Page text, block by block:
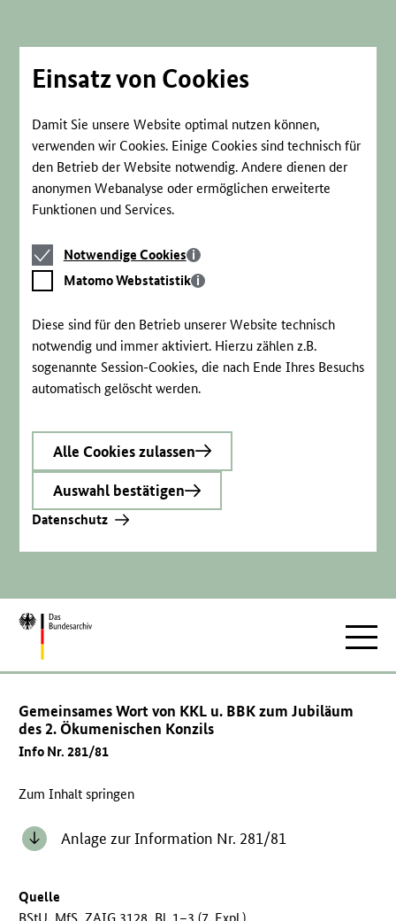
Einsatz von Cookies
Damit Sie unsere Website optimal nutzen können,
verwenden wir Cookies. Einige Cookies sind technisch für
den Betrieb der Website notwendig. Andere dienen der
anonymen Webanalyse oder ermöglichen erweiterte
Funktionen und Services.
Notwendige
Cookies
Notwendige Cookies
Matomo
Webstatistik
Matomo Webstatistik
Diese sind für den Betrieb unserer Website technisch
notwendig und immer aktiviert. Hierzu zählen z.B.
sogenannte Session-Cookies, die nach Ende Ihres Besuchs
automatisch gelöscht werden.
Alle Cookies zulassen
Auswahl bestätigen
Datenschutz
Zur
Gemeinsames Wort von KKL u. BBK zum Jubiläum
des 2. Ökumenischen Konzils
Info Nr. 281/81
Zum Inhalt springen
Anlage zur Information Nr. 281/81
Quelle